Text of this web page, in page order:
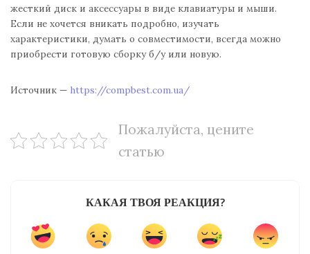
жесткий диск и аксессуары в виде клавиатуры и мыши.
Если не хочется вникать подробно, изучать
характеристики, думать о совместимости, всегда можно
приобрести готовую сборку б/у или новую.
Источник — https://compbest.com.ua/
Пожалуйста, цените
статью
КАКАЯ ТВОЯ РЕАКЦИЯ?